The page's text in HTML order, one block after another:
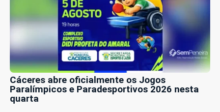
Cáceres abre oficialmente os Jogos
Paralímpicos e Paradesportivos 2026 nesta
quarta